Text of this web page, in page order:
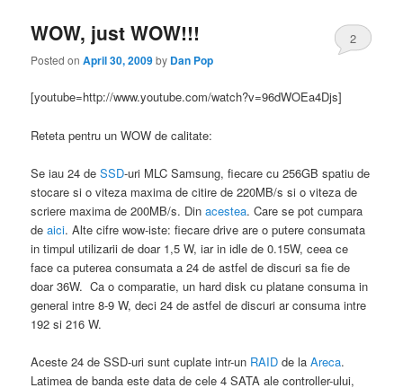
WOW, just WOW!!!
Posted onApril 30, 2009by Dan Pop
2
[youtube=http://www.youtube.com/watch?v=96dWOEa4Djs]
Reteta pentru un WOW de calitate:
Se iau 24 de SSD-uri MLC Samsung, fiecare cu 256GB spatiu de
stocare si o viteza maxima de citire de 220MB/s si o viteza de
scriere maxima de 200MB/s. Dinacestea. Care se pot cumpara
deaici. Alte cifre wow-iste: fiecare drive are o putere consumata
in timpul utilizarii de doar 1,5 W, iar in idle de 0.15W, ceea ce
face ca puterea consumata a 24 de astfel de discuri sa fie de
doar 36W. Ca o comparatie, un hard disk cu platane consuma in
general intre 8-9 W, deci 24 de astfel de discuri ar consuma intre
192 si 216 W.
Aceste 24 de SSD-uri sunt cuplate intr-un RAID de laAreca.
Latimea de banda este data de cele 4 SATA ale controller-ului,